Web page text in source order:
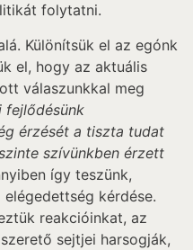
folytatni.
Különítsük el az egónk
el, hogy az aktuális
válaszunkkal meg
fejlődésünk
érzését a tiszta tudat
szívünkben érzett
így teszünk,
kérdése.
reakcióinkat, az
sejtjei harsogják,